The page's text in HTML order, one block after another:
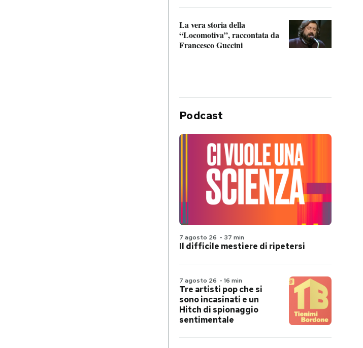
La vera storia della
“Locomotiva”, raccontata da
Francesco Guccini
Podcast
7 agosto 26 - 37 min
Il difficile mestiere di ripetersi
7 agosto 26 - 16 min
Tre artisti pop che si
sono incasinati e un
Hitch di spionaggio
sentimentale